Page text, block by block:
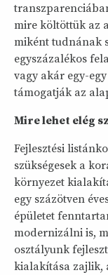
mire költöttük az
miként tudnának
egyszázalékos
vagy akár egy-
támogatják az
Mire lehet elég
Fejlesztési
szükségesek a
környezet
egy százötven
épületet
modernizálni is,
osztályunk
kialakítása zajlik,